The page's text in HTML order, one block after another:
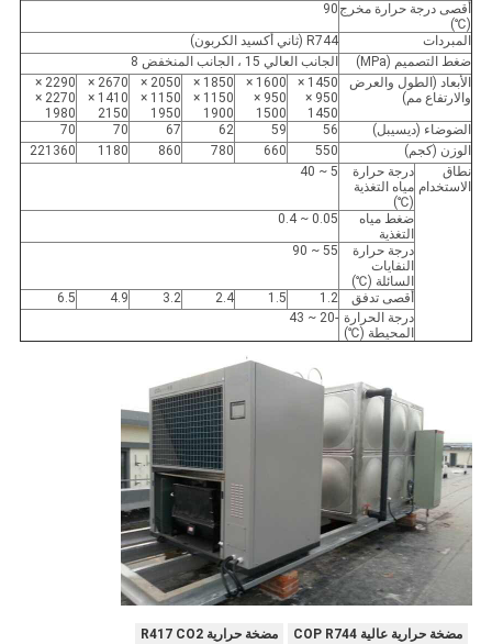
أقصى درجة حرارة مخرج
(℃)
90
المبردات
R744 (ثاني أكسيد الكربون)
ضغط التصميم (MPa)
الجانب العالي 15 ، الجانب المنخفض 8
الأبعاد (الطول والعرض
والارتفاع مم)
1450 ×
950 ×
1450
1600 ×
950 ×
1500
1850 ×
1150 ×
1900
2050 ×
1150 ×
1950
2670 ×
1410 ×
2150
2290 ×
2270 ×
1980
الضوضاء (ديسيبل)
56
59
62
67
70
70
الوزن (كجم)
550
660
780
860
1180
221360
نطاق
الاستخدام
درجة حرارة
مياه التغذية
(℃)
5 ~ 40
ضغط مياه
التغذية
0.05 ~ 0.4
درجة حرارة
النفايات
السائلة (℃)
55 ~ 90
أقصى تدفق 1.2
1.5
2.4
3.2
4.9
6.5
درجة الحرارة
المحيطة (℃)
-20 ~ 43
مضخة حرارية عالية COP R744
مضخة حرارية R417 CO2